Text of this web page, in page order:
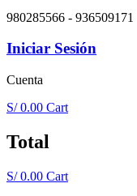
980285566 - 936509171
Iniciar Sesión
Cuenta
S/0.00 Cart
Total
S/0.00 Cart